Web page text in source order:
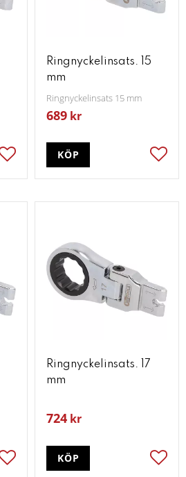
Lägg till i favoriter
Ringnyckelinsats. 15
mm
Ringnyckelinsats 15 mm
689 kr
KÖP
Lägg till i favoriter
Ringnyckelinsats. 17
mm
724 kr
KÖP